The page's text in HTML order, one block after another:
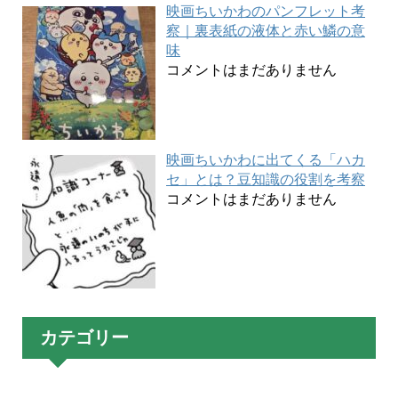
映画ちいかわのパンフレット考
察｜裏表紙の液体と赤い鱗の意
味
コメントはまだありません
映画ちいかわに出てくる「ハカ
セ」とは？豆知識の役割を考察
コメントはまだありません
カテゴリー